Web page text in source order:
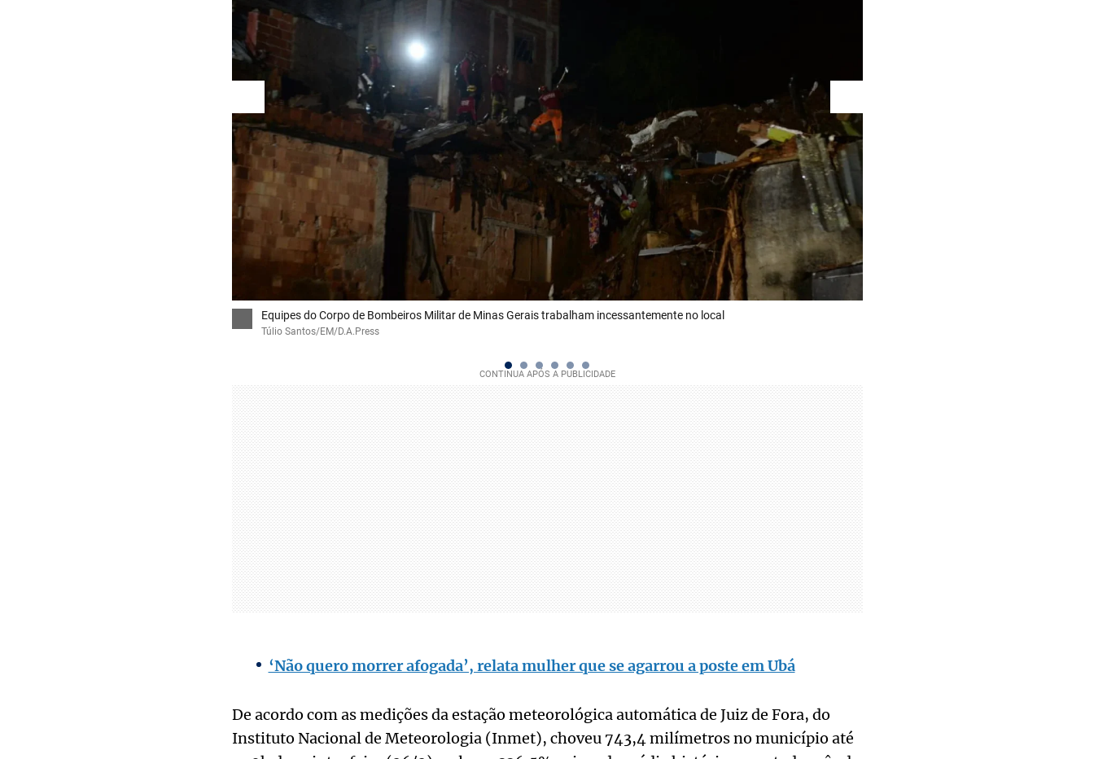
Equipes do Corpo de Bombeiros Militar de Minas Gerais trabalham incessantemente no local
Túlio Santos/EM/D.A.Press
‘Não quero morrer afogada’, relata mulher que se agarrou a poste em Ubá
De acordo com as medições da estação meteorológica automática de Juiz de Fora, do
Instituto Nacional de Meteorologia (Inmet), choveu 743,4 milímetros no município até